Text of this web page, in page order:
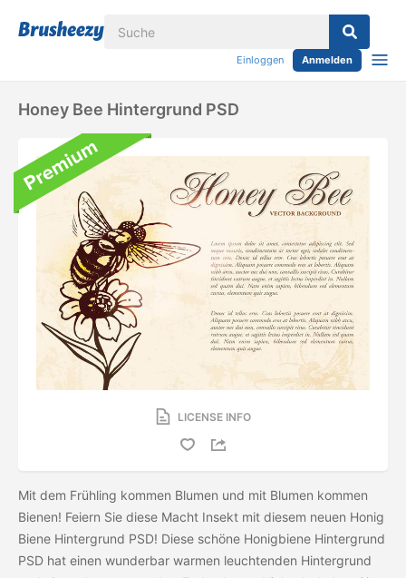
Einloggen Anmelden
Honey Bee Hintergrund PSD
LICENSE INFO
Mit dem Frühling kommen Blumen und mit Blumen kommen
Bienen! Feiern Sie diese Macht Insekt mit diesem neuen Honig
Biene Hintergrund PSD! Diese schöne Honigbiene Hintergrund
PSD hat einen wunderbar warmen leuchtenden Hintergrund